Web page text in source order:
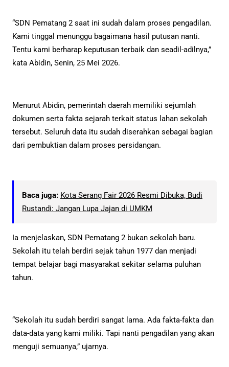
“SDN Pematang 2 saat ini sudah dalam proses pengadilan.
Kami tinggal menunggu bagaimana hasil putusan nanti.
Tentu kami berharap keputusan terbaik dan seadil-adilnya,”
kata Abidin, Senin, 25 Mei 2026.
Menurut Abidin, pemerintah daerah memiliki sejumlah
dokumen serta fakta sejarah terkait status lahan sekolah
tersebut. Seluruh data itu sudah diserahkan sebagai bagian
dari pembuktian dalam proses persidangan.
Baca juga: Kota Serang Fair 2026 Resmi Dibuka, Budi
Rustandi: Jangan Lupa Jajan di UMKM
Ia menjelaskan, SDN Pematang 2 bukan sekolah baru.
Sekolah itu telah berdiri sejak tahun 1977 dan menjadi
tempat belajar bagi masyarakat sekitar selama puluhan
tahun.
“Sekolah itu sudah berdiri sangat lama. Ada fakta-fakta dan
data-data yang kami miliki. Tapi nanti pengadilan yang akan
menguji semuanya,” ujarnya.